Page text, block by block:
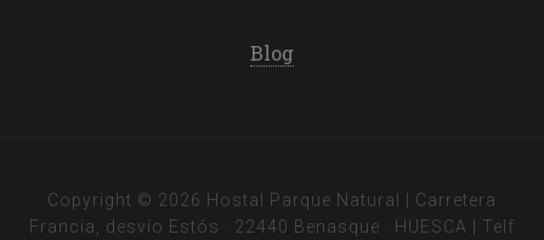
Blog
Copyright © 2026 Hostal Parque Natural | Carretera
Francia, desvío Estós · 22440 Benasque · HUESCA | Telf